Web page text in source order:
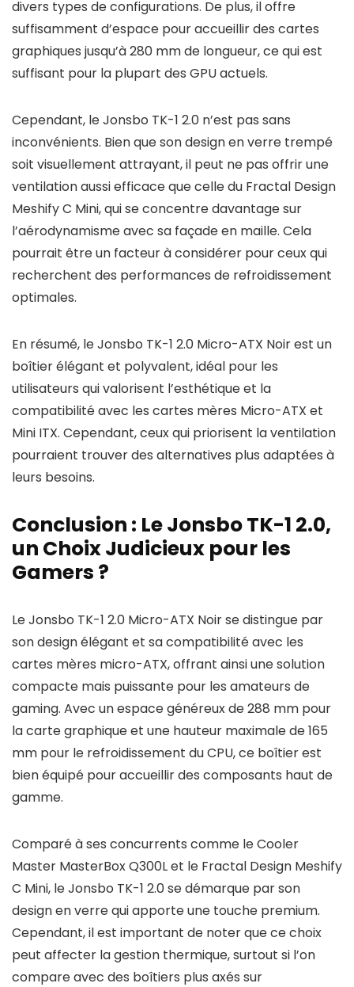
divers types de configurations. De plus, il offre
suffisamment d’espace pour accueillir des cartes
graphiques jusqu’à 280 mm de longueur, ce qui est
suffisant pour la plupart des GPU actuels.
Cependant, le Jonsbo TK-1 2.0 n’est pas sans
inconvénients. Bien que son design en verre trempé
soit visuellement attrayant, il peut ne pas offrir une
ventilation aussi efficace que celle du Fractal Design
Meshify C Mini, qui se concentre davantage sur
l’aérodynamisme avec sa façade en maille. Cela
pourrait être un facteur à considérer pour ceux qui
recherchent des performances de refroidissement
optimales.
En résumé, le Jonsbo TK-1 2.0 Micro-ATX Noir est un
boîtier élégant et polyvalent, idéal pour les
utilisateurs qui valorisent l’esthétique et la
compatibilité avec les cartes mères Micro-ATX et
Mini ITX. Cependant, ceux qui priorisent la ventilation
pourraient trouver des alternatives plus adaptées à
leurs besoins.
Conclusion : Le Jonsbo TK-1 2.0,
un Choix Judicieux pour les
Gamers ?
Le Jonsbo TK-1 2.0 Micro-ATX Noir se distingue par
son design élégant et sa compatibilité avec les
cartes mères micro-ATX, offrant ainsi une solution
compacte mais puissante pour les amateurs de
gaming. Avec un espace généreux de 288 mm pour
la carte graphique et une hauteur maximale de 165
mm pour le refroidissement du CPU, ce boîtier est
bien équipé pour accueillir des composants haut de
gamme.
Comparé à ses concurrents comme le Cooler
Master MasterBox Q300L et le Fractal Design Meshify
C Mini, le Jonsbo TK-1 2.0 se démarque par son
design en verre qui apporte une touche premium.
Cependant, il est important de noter que ce choix
peut affecter la gestion thermique, surtout si l’on
compare avec des boîtiers plus axés sur